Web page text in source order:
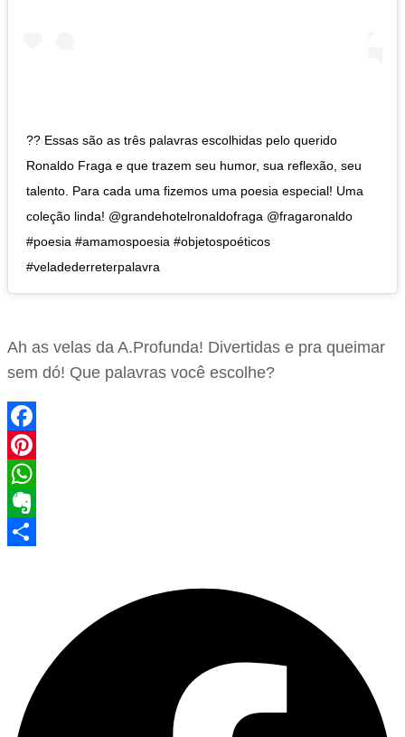
?? Essas são as três palavras escolhidas pelo querido
Ronaldo Fraga e que trazem seu humor, sua reflexão, seu
talento. Para cada uma fizemos uma poesia especial! Uma
coleção linda! @grandehotelronaldofraga @fragaronaldo
#poesia #amamospoesia #objetospoéticos
#veladederreterpalavra
Ah as velas da A.Profunda! Divertidas e pra queimar
sem dó! Que palavras você escolhe?
Facebook
Pinterest
WhatsApp
Evernote